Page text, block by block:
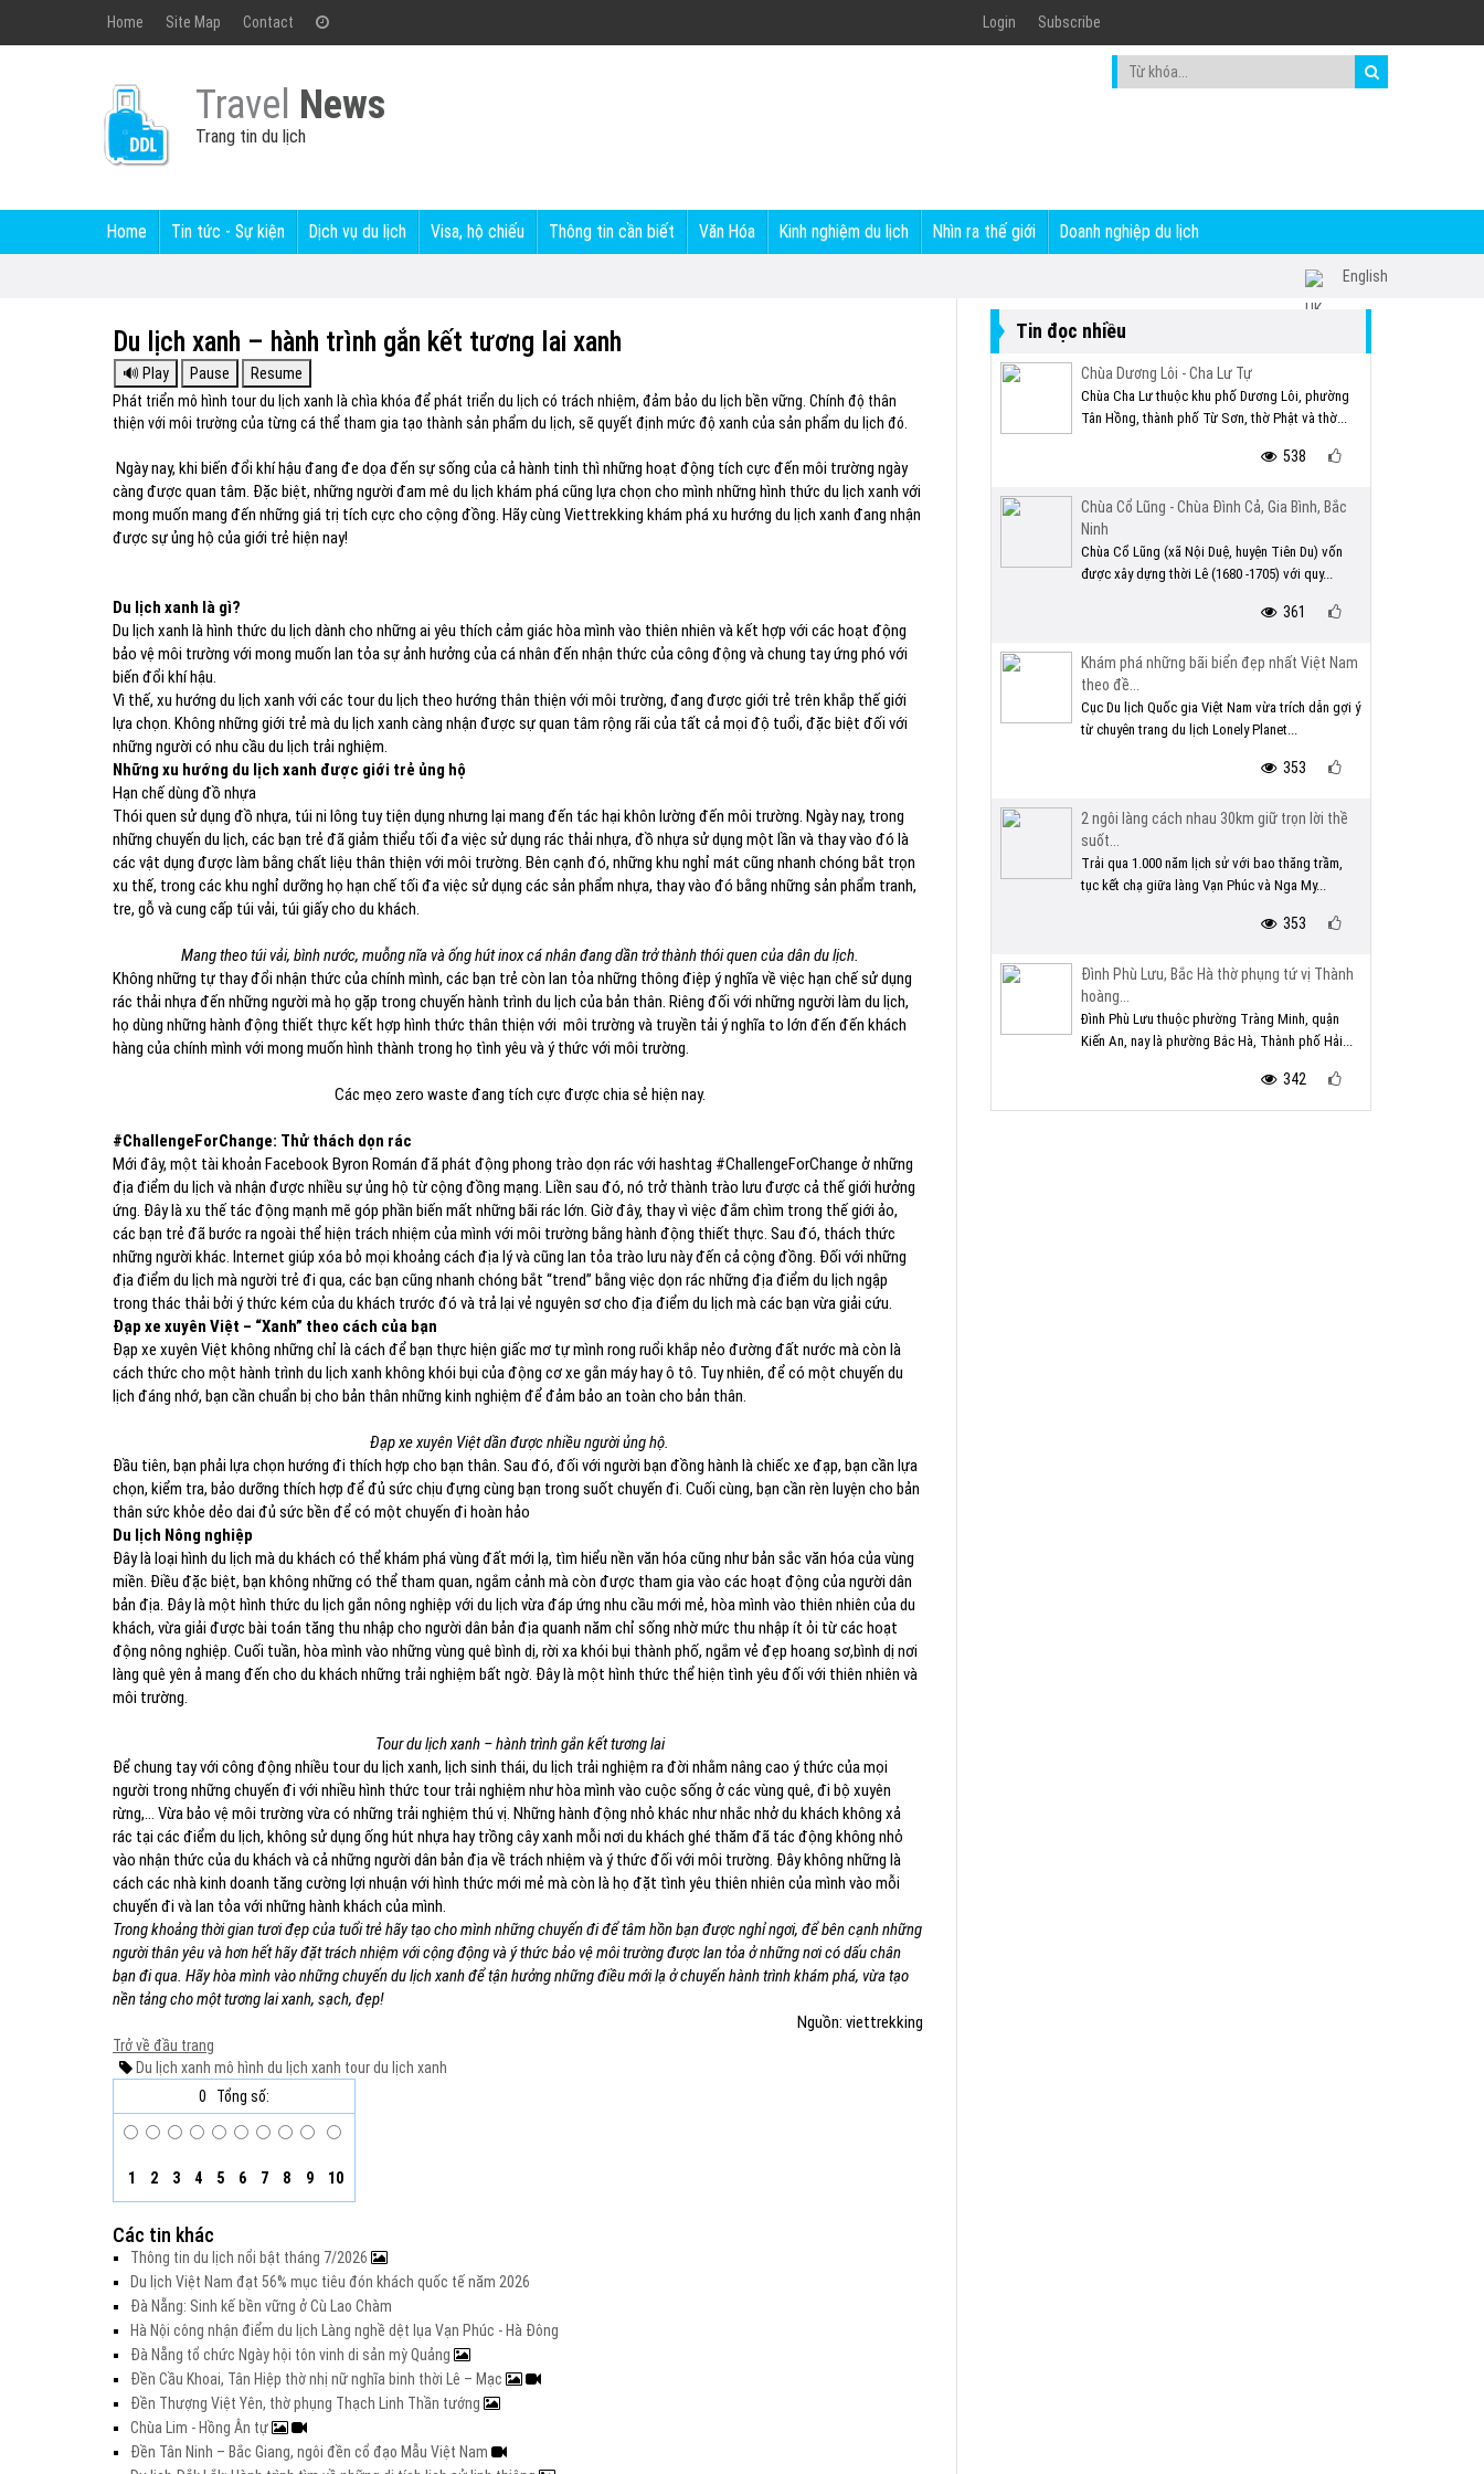
Home Site Map Contact Login Subscribe
Travel News
Trang tin du lịch
Home Tin tức - Sự kiện Dịch vụ du lịch Visa, hộ chiếu Thông tin cần biết Văn Hóa Kinh nghiệm du lịch Nhìn ra thế giới Doanh nghiệp du lịch
English
Du lịch xanh – hành trình gắn kết tương lai xanh
Phát triển mô hình tour du lịch xanh là chìa khóa để phát triển du lịch có trách nhiệm, đảm bảo du lịch bền vững. Chính độ thân
thiện với môi trường của từng cá thể tham gia tạo thành sản phẩm du lịch, sẽ quyết định mức độ xanh của sản phẩm du lịch đó.
Ngày nay, khi biến đổi khí hậu đang đe dọa đến sự sống của cả hành tinh thì những hoạt động tích cực đến môi trường ngày
càng được quan tâm. Đặc biệt, những người đam mê du lịch khám phá cũng lựa chọn cho mình những hình thức du lịch xanh với
mong muốn mang đến những giá trị tích cực cho cộng đồng. Hãy cùng Viettrekking khám phá xu hướng du lịch xanh đang nhận
được sự ủng hộ của giới trẻ hiện nay!
Du lịch xanh là gì?
Du lịch xanh là hình thức du lịch dành cho những ai yêu thích cảm giác hòa mình vào thiên nhiên và kết hợp với các hoạt động
bảo vệ môi trường với mong muốn lan tỏa sự ảnh hưởng của cá nhân đến nhận thức của công động và chung tay ứng phó với
biến đổi khí hậu.
Vì thế, xu hướng du lịch xanh với các tour du lịch theo hướng thân thiện với môi trường, đang được giới trẻ trên khắp thế giới
lựa chọn. Không những giới trẻ mà du lịch xanh càng nhận được sự quan tâm rộng rãi của tất cả mọi độ tuổi, đặc biệt đối với
những người có nhu cầu du lịch trải nghiệm.
Những xu hướng du lịch xanh được giới trẻ ủng hộ
Hạn chế dùng đồ nhựa
Thói quen sử dụng đồ nhựa, túi ni lông tuy tiện dụng nhưng lại mang đến tác hại khôn lường đến môi trường. Ngày nay, trong
những chuyến du lịch, các bạn trẻ đã giảm thiểu tối đa việc sử dụng rác thải nhựa, đồ nhựa sử dụng một lần và thay vào đó là
các vật dụng được làm bằng chất liệu thân thiện với môi trường. Bên cạnh đó, những khu nghỉ mát cũng nhanh chóng bắt trọn
xu thế, trong các khu nghỉ dưỡng họ hạn chế tối đa việc sử dụng các sản phẩm nhựa, thay vào đó bằng những sản phẩm tranh,
tre, gỗ và cung cấp túi vải, túi giấy cho du khách.
Mang theo túi vải, bình nước, muỗng nĩa và ống hút inox cá nhân đang dần trở thành thói quen của dân du lịch.
Không những tự thay đổi nhận thức của chính mình, các bạn trẻ còn lan tỏa những thông điệp ý nghĩa về việc hạn chế sử dụng
rác thải nhựa đến những người mà họ gặp trong chuyến hành trình du lịch của bản thân. Riêng đối với những người làm du lịch,
họ dùng những hành động thiết thực kết hợp hình thức thân thiện với môi trường và truyền tải ý nghĩa to lớn đến đến khách
hàng của chính mình với mong muốn hình thành trong họ tình yêu và ý thức với môi trường.
Các mẹo zero waste đang tích cực được chia sẻ hiện nay.
#ChallengeForChange: Thử thách dọn rác
Mới đây, một tài khoản Facebook Byron Román đã phát động phong trào dọn rác với hashtag #ChallengeForChange ở những
địa điểm du lịch và nhận được nhiều sự ủng hộ từ cộng đồng mạng. Liền sau đó, nó trở thành trào lưu được cả thế giới hưởng
ứng. Đây là xu thế tác động mạnh mẽ góp phần biến mất những bãi rác lớn. Giờ đây, thay vì việc đắm chìm trong thế giới ảo,
các bạn trẻ đã bước ra ngoài thể hiện trách nhiệm của mình với môi trường bằng hành động thiết thực. Sau đó, thách thức
những người khác. Internet giúp xóa bỏ mọi khoảng cách địa lý và cũng lan tỏa trào lưu này đến cả cộng đồng. Đối với những
địa điểm du lịch mà người trẻ đi qua, các bạn cũng nhanh chóng bắt “trend” bằng việc dọn rác những địa điểm du lịch ngập
trong thác thải bởi ý thức kém của du khách trước đó và trả lại vẻ nguyên sơ cho địa điểm du lịch mà các bạn vừa giải cứu.
Đạp xe xuyên Việt – “Xanh” theo cách của bạn
Đạp xe xuyên Việt không những chỉ là cách để bạn thực hiện giấc mơ tự mình rong ruổi khắp nẻo đường đất nước mà còn là
cách thức cho một hành trình du lịch xanh không khói bụi của động cơ xe gắn máy hay ô tô. Tuy nhiên, để có một chuyến du
lịch đáng nhớ, bạn cần chuẩn bị cho bản thân những kinh nghiệm để đảm bảo an toàn cho bản thân.
Đạp xe xuyên Việt dần được nhiều người ủng hộ.
Đầu tiên, bạn phải lựa chọn hướng đi thích hợp cho bạn thân. Sau đó, đối với người bạn đồng hành là chiếc xe đạp, bạn cần lựa
chọn, kiểm tra, bảo dưỡng thích hợp để đủ sức chịu đựng cùng bạn trong suốt chuyến đi. Cuối cùng, bạn cần rèn luyện cho bản
thân sức khỏe dẻo dai đủ sức bền để có một chuyến đi hoàn hảo
Du lịch Nông nghiệp
Đây là loại hình du lịch mà du khách có thể khám phá vùng đất mới lạ, tìm hiểu nền văn hóa cũng như bản sắc văn hóa của vùng
miền. Điều đặc biệt, bạn không những có thể tham quan, ngắm cảnh mà còn được tham gia vào các hoạt động của người dân
bản địa. Đây là một hình thức du lịch gắn nông nghiệp với du lịch vừa đáp ứng nhu cầu mới mẻ, hòa mình vào thiên nhiên của du
khách, vừa giải được bài toán tăng thu nhập cho người dân bản địa quanh năm chỉ sống nhờ mức thu nhập ít ỏi từ các hoạt
động nông nghiệp. Cuối tuần, hòa mình vào những vùng quê bình dị, rời xa khói bụi thành phố, ngắm vẻ đẹp hoang sơ,bình dị nơi
làng quê yên ả mang đến cho du khách những trải nghiệm bất ngờ. Đây là một hình thức thể hiện tình yêu đối với thiên nhiên và
môi trường.
Tour du lịch xanh – hành trình gắn kết tương lai
Để chung tay với công động nhiều tour du lịch xanh, lịch sinh thái, du lịch trải nghiệm ra đời nhằm nâng cao ý thức của mọi
người trong những chuyến đi với nhiều hình thức tour trải nghiệm như hòa mình vào cuộc sống ở các vùng quê, đi bộ xuyên
rừng,… Vừa bảo vệ môi trường vừa có những trải nghiệm thú vị. Những hành động nhỏ khác như nhắc nhở du khách không xả
rác tại các điểm du lịch, không sử dụng ống hút nhựa hay trồng cây xanh mỗi nơi du khách ghé thăm đã tác động không nhỏ
vào nhận thức của du khách và cả những người dân bản địa về trách nhiệm và ý thức đối với môi trường. Đây không những là
cách các nhà kinh doanh tăng cường lợi nhuận với hình thức mới mẻ mà còn là họ đặt tình yêu thiên nhiên của mình vào mỗi
chuyến đi và lan tỏa với những hành khách của mình.
Trong khoảng thời gian tươi đẹp của tuổi trẻ hãy tạo cho mình những chuyến đi để tâm hồn bạn được nghỉ ngơi, để bên cạnh những
người thân yêu và hơn hết hãy đặt trách nhiệm với cộng động và ý thức bảo vệ môi trường được lan tỏa ở những nơi có dấu chân
bạn đi qua. Hãy hòa mình vào những chuyến du lịch xanh để tận hưởng những điều mới lạ ở chuyến hành trình khám phá, vừa tạo
nền tảng cho một tương lai xanh, sạch, đẹp!
Nguồn: viettrekking
Trở về đầu trang
Du lịch xanh mô hình du lịch xanh tour du lịch xanh
0
Tổng số:
1 2 3 4 5 6 7 8 9 10
Các tin khác
Thông tin du lịch nổi bật tháng 7/2026
Du lịch Việt Nam đạt 56% mục tiêu đón khách quốc tế năm 2026
Đà Nẵng: Sinh kế bền vững ở Cù Lao Chàm
Hà Nội công nhận điểm du lịch Làng nghề dệt lụa Vạn Phúc - Hà Đông
Đà Nẵng tổ chức Ngày hội tôn vinh di sản mỳ Quảng
Đền Cầu Khoai, Tân Hiệp thờ nhị nữ nghĩa binh thời Lê – Mạc
Đền Thượng Việt Yên, thờ phụng Thạch Linh Thần tướng
Chùa Lim - Hồng Ân tự
Đền Tân Ninh – Bắc Giang, ngôi đền cổ đạo Mẫu Việt Nam
Tin đọc nhiều
Chùa Dương Lôi - Cha Lư Tự
Chùa Cha Lư thuộc khu phố Dương Lôi, phường
Tân Hồng, thành phố Từ Sơn, thờ Phật và thờ...
538
Chùa Cổ Lũng - Chùa Đình Cả, Gia Bình, Bắc
Ninh
Chùa Cổ Lũng (xã Nội Duệ, huyện Tiên Du) vốn
được xây dựng thời Lê (1680 -1705) với quy...
361
Khám phá những bãi biển đẹp nhất Việt Nam
theo đề...
Cục Du lịch Quốc gia Việt Nam vừa trích dẫn gợi ý
từ chuyên trang du lịch Lonely Planet...
353
2 ngôi làng cách nhau 30km giữ trọn lời thề
suốt...
Trải qua 1.000 năm lịch sử với bao thăng trầm,
tục kết chạ giữa làng Vạn Phúc và Nga My...
353
Đình Phù Lưu, Bắc Hà thờ phụng tứ vị Thành
hoàng...
Đình Phù Lưu thuộc phường Tràng Minh, quận
Kiến An, nay là phường Bắc Hà, Thành phố Hải...
342